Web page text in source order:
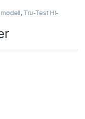
, Tru-Test HI-